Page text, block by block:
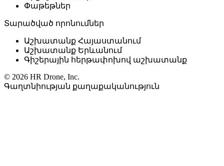
Փաթեթներ
Տարածված որոնումներ
Աշխատանք Հայաստանում
Աշխատանք Երևանում
Գիշերային հերթափոխով աշխատանք
© 2026 HR Drone, Inc.
Գաղտնիության քաղաքականություն